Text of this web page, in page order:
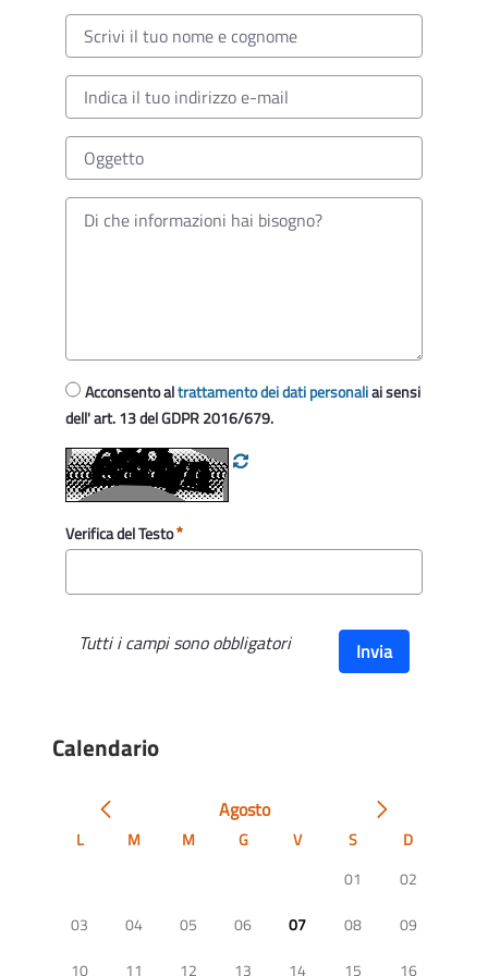
Acconsento altrattamento dei dati personaliai sensi
dell' art. 13 del GDPR 2016/679.
Verifica del Testo
Tutti i campi sono obbligatori Invia
Calendario
Agosto
L M M G V S
D
01
02
03
04 05 06 07 08
09
10
11 12 13 14 15 16